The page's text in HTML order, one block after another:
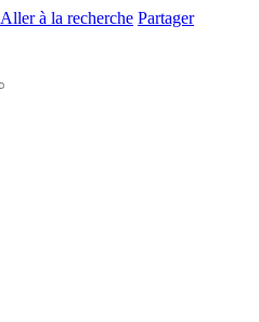
Aller à la recherche Partager